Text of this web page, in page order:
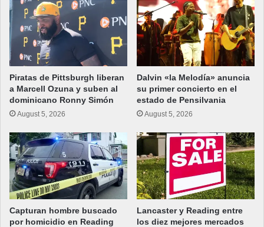
Piratas de Pittsburgh liberan
a Marcell Ozuna y suben al
dominicano Ronny Simón
August 5, 2026
Dalvin «la Melodía» anuncia
su primer concierto en el
estado de Pensilvania
August 5, 2026
Capturan hombre buscado
por homicidio en Reading
Lancaster y Reading entre
los diez mejores mercados